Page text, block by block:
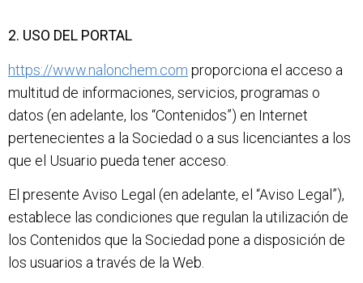
2. USO DEL PORTAL
https://www.nalonchem.com proporciona el acceso a
multitud de informaciones, servicios, programas o
datos (en adelante, los “Contenidos”) en Internet
pertenecientes a la Sociedad o a sus licenciantes a los
que el Usuario pueda tener acceso.
El presente Aviso Legal (en adelante, el “Aviso Legal”),
establece las condiciones que regulan la utilización de
los Contenidos que la Sociedad pone a disposición de
los usuarios a través de la Web.